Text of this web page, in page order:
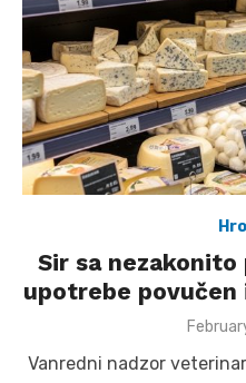
Sir sa
upotrebe
Posted
Vanredni nadzor